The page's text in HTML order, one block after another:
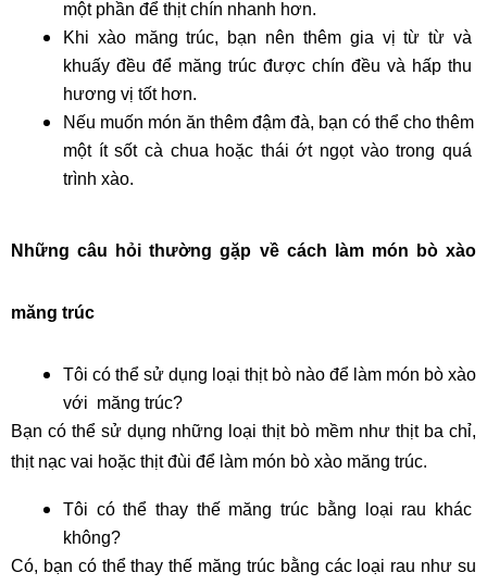
một phần để thịt chín nhanh hơn.
Khi xào măng trúc, bạn nên thêm gia vị từ từ và
khuấy đều để măng trúc được chín đều và hấp thu
hương vị tốt hơn.
Nếu muốn món ăn thêm đậm đà, bạn có thể cho thêm
một ít sốt cà chua hoặc thái ớt ngọt vào trong quá
trình xào.
Những câu hỏi thường gặp về cách làm món bò xào
măng trúc
Tôi có thể sử dụng loại thịt bò nào để làm món bò xào
với  măng trúc?
Bạn có thể sử dụng những loại thịt bò mềm như thịt ba chỉ,
thịt nạc vai hoặc thịt đùi để làm món bò xào măng trúc.
Tôi có thể thay thế măng trúc bằng loại rau khác
không?
Có, bạn có thể thay thế măng trúc bằng các loại rau như su